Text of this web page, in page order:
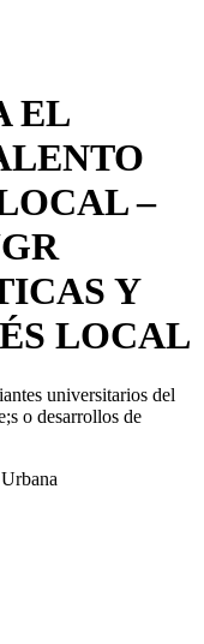
EL
–
Y
LOCAL
universitarios del
o desarrollos de